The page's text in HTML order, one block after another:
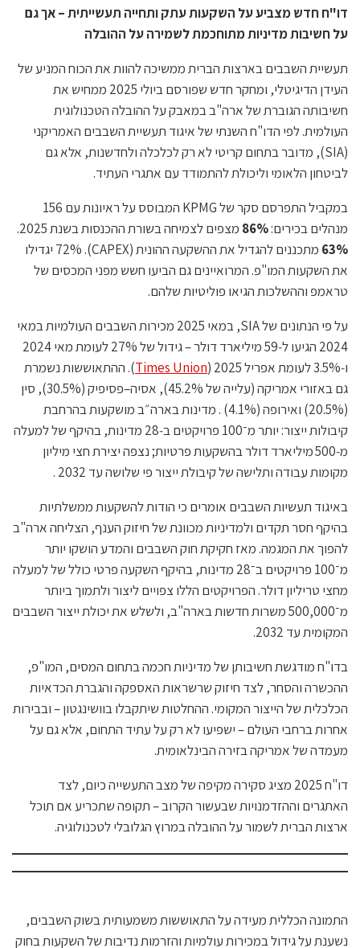
דו"ח חדש מצביע על השקעות עתק ותחייה תעשייתית – אך גם
על חשיבות מדיניות מתוחכמת לשמירה על ההובלה
תעשיית השבבים בארצות הברית ממשיכה להוות את הכוח המניע של
העידן הדיגיטלי, ומחקר חדש שפורסם ביולי 2025 ממחיש את
חשיבותה הגוברת של ארה"ב במאבק על ההובלה הטכנולוגית
העולמית. לפי הדו"ח השנתי של איגוד תעשיית השבבים האמריקני
(SIA), מדובר בתחום קריטי לא רק לכלכלה ולחדשנות, אלא גם
לביטחון הלאומי וליכולת להתמודד עם אתגרי העתיד.
במקביל התפרסם סקר של KPMG המבוסס על ראיונות עם 156
מנהלים בכירים:86% מצפים לצמיחה בשורת ההכנסות בשנת 2025.
63%
מתכננים להגדיל את ההשקעה ההונית (CAPEX). 72% יגדילו
את השקעות המו"פ. המרואיינים גם הביעו חשש מפני המכסים של
טראמפ וההשלכות הגיאו פוליטיות שלהם.
על פי הנתונים של SIA, במאי 2025 מכירות השבבים העולמיות במאי
2024 הגיעו ל‑59 מיליארד דולר – גידול של 27% לעומת מאי 2024
ו‑3.5% לעומת אפריל 2025 (
Times Union). ההתאוששות נשמרת
גם באזורי אמריקה (עלייה של 45.2%), אסיה–פסיפיק (30.5%), סין
(20.5%) ואירופה (4.1%) . מדינות בארה״ב מושקעות בהרחבת
קיבולות ייצור: יותר מ־100 פרויקטים ב‑28 מדינות, בהיקף של למעלה
מ‑500 מיליארד דולר בהשקעות פרטיות; נצפה יצירת חצי מיליון
מקומות עבודה ותלישה של קיבולת ייצור פי שלושה עד 2032 .
באיגוד תעשיות השבבים אומרים כי הודות להשקעות ממשלתיות
בהיקף חסר תקדים ולמדיניות מכוונת של חיזוק הענף, הצליחה ארה"ב
להפוך את המגמה. מאז חקיקת חוק השבבים והמדע הושקו יותר
מ־100 פרויקטים ב־28 מדינות, בהיקף השקעה פרטי כולל של למעלה
מחצי טריליון דולר. הפרויקטים הללו צפויים ליצור ולתמוך ביותר
מ־500,000 משרות חדשות בארה"ב, ולשלש את יכולת ייצור השבבים
המקומית עד 2032.
בדו"ח מודגשת חשיבותן של מדיניות חכמה בתחום המסים, המו"פ,
ההכשרה והסחר, לצד חיזוק שרשראות האספקה והגברת הכדאיות
הכלכלית של הייצור המקומי. ההחלטות שיתקבלו בוושינגטון – ובבירות
אחרות ברחבי העולם – ישפיעו לא רק על עתיד התחום, אלא גם על
מעמדה של אמריקה בזירה הבינלאומית.
דו"ח 2025 מציג סקירה מקיפה של מצב התעשייה כיום, לצד
האתגרים וההזדמנויות שבעשור הקרוב – תקופה שתכריע אם תוכל
ארצות הברית לשמור על ההובלה במרוץ הגלובלי לטכנולוגיה.
התמונה הכללית מעידה על התאוששות משמעותית בשוק השבבים,
נשענת על גידול במכירות עולמיות והזרמות נדיבות של השקעות בחוק